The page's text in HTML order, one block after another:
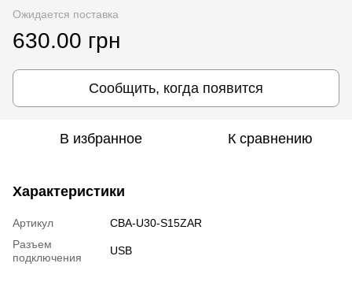
Ожидается поставка
630.00 грн
Сообщить, когда появится
В избранное К сравнению
Характеристики
Артикул
CBA-U30-S15ZAR
Разъем
подключения
USB